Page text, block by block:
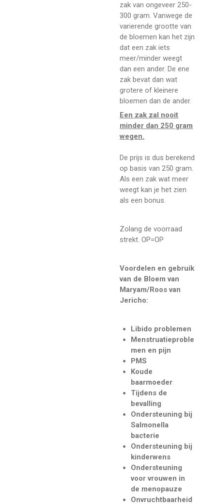
zak van ongeveer 250-
300 gram. Vanwege de
varierende grootte van
de bloemen kan het zijn
dat een zak iets
meer/minder weegt
dan een ander. De ene
zak bevat dan wat
grotere of kleinere
bloemen dan de ander.
Een zak zal nooit
minder dan 250 gram
wegen.
De prijs is dus berekend
op basis van 250 gram.
Als een zak wat meer
weegt kan je het zien
als een bonus.
Zolang de voorraad
strekt. OP=OP
Voordelen en gebruik
van de Bloem van
Maryam/Roos van
Jericho:
Libido problemen
Menstruatieproble
men en pijn
PMS
Koude
baarmoeder
Tijdens de
bevalling
Ondersteuning bij
Salmonella
bacterie
Ondersteuning bij
kinderwens
Ondersteuning
voor vrouwen in
de menopauze
Onvruchtbaarheid